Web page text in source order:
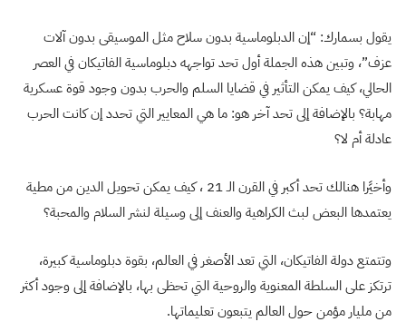
يقول بسمارك: “إن الدبلوماسية بدون سلاح مثل الموسيقى بدون آلات
عزف”، وتبين هذه الجملة أول تحد تواجهه دبلوماسية الفاتيكان في العصر
الحالي، كيف يمكن التأثير في قضايا السلم والحرب بدون وجود قوة عسكرية
مهابة؟ بالإضافة إلى تحد آخر هو: ما هي المعايير التي تحدد إن كانت الحرب
عادلة أم لا؟
وأخيًرا هنالك تحد أكبر في القرن الـ 21 ، كيف يمكن تحويل الدين من مطية
يعتمدها البعض لبث الكراهية والعنف إلى وسيلة لنشر السلام والمحبة؟
وتتمتع دولة الفاتيكان، التي تعد الأصغر في العالم، بقوة دبلوماسية كبيرة،
ترتكز على السلطة المعنوية والروحية التي تحظى بها، بالإضافة إلى وجود أكثر
من مليار مؤمن حول العالم يتبعون تعليماتها.